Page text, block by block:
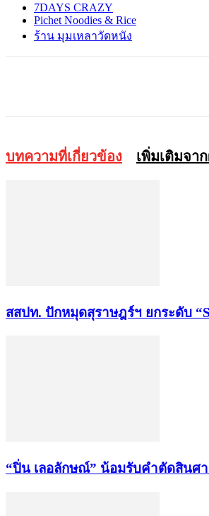
7DAYS CRAZY
Pichet Noodies & Rice
ร้าน มุมเหลาวัดหนัง
บทความที่เกี่ยวข้อง เพิ่มเติมจา
สสปท. ปักหมุดสุราษฎร์ฯ ยกระดับ
“ปิ่น เลอลักษณ์” น้อมรับคำตัดสินศ